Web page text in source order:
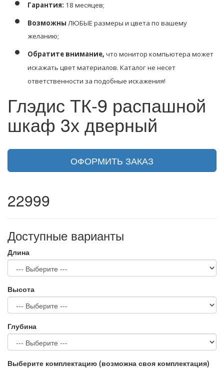
Гарантия: 18 месяцев;
ВозможныЛЮБЫЕ размеры и цвета по вашему
желанию;
Обратите внимание, что монитор компьютера может
искажать цвет материалов. Каталог не несет
ответственности за подобные искажения!
Глэдис ТК-9 распашной
шкаф 3х дверный
ОФОРМИТЬ ЗАКАЗ
22999
Доступные варианты
Длина
Высота
Глубина
Выберите комплектацию (возможна своя комплектация)